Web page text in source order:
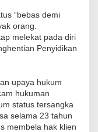
“bebas demi
orang.
melekat pada diri
Penyidikan
upaya hukum
hukuman
status tersangka
selama 23 tahun
membela hak klien